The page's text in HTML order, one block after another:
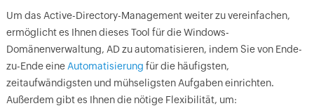
Um das Active-Directory-Management weiter zu vereinfachen,
ermöglicht es Ihnen dieses Tool für die Windows-
Domänenverwaltung, AD zu automatisieren, indem Sie von Ende-
zu-Ende eine Automatisierung für die häufigsten,
zeitaufwändigsten und mühseligsten Aufgaben einrichten.
Außerdem gibt es Ihnen die nötige Flexibilität, um: